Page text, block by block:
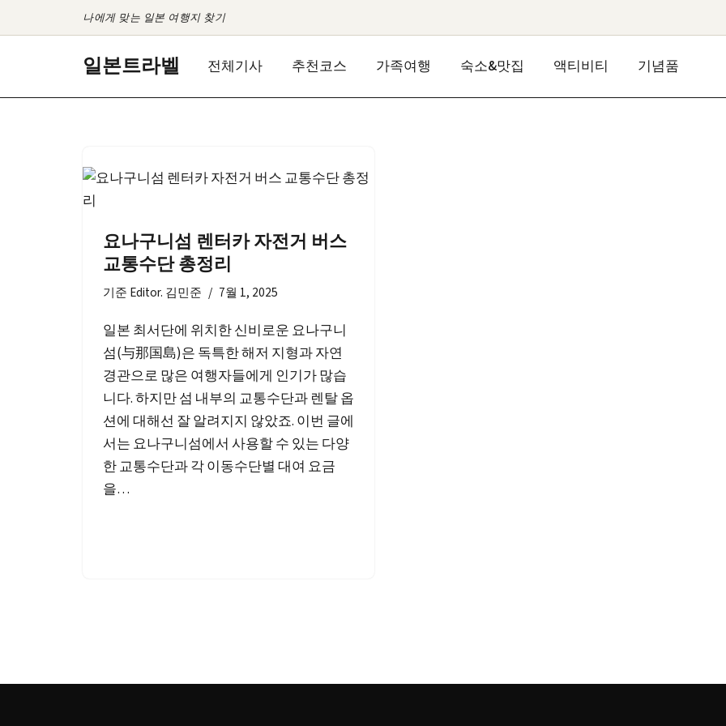
나에게 맞는 일본 여행지 찾기
일본트라벨 전체기사 추천코스 가족여행 숙소&맛집 액티비티 기념품
요나구니섬 렌터카 자전거 버스
교통수단 총정리
기준 Editor. 김민준 7월 1, 2025
일본 최서단에 위치한 신비로운 요나구니
섬(与那国島)은 독특한 해저 지형과 자연
경관으로 많은 여행자들에게 인기가 많습
니다. 하지만 섬 내부의 교통수단과 렌탈 옵
션에 대해선 잘 알려지지 않았죠. 이번 글에
서는 요나구니섬에서 사용할 수 있는 다양
한 교통수단과 각 이동수단별 대여 요금
을…